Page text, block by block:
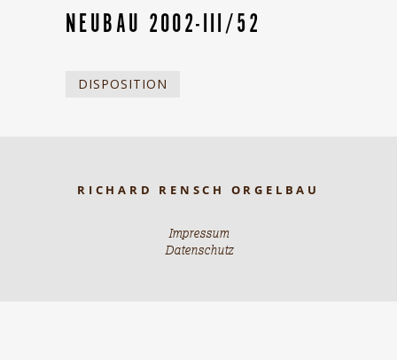
NEUBAU 2002-III/52
DISPOSITION
RICHARD RENSCH ORGELBAU
Impressum
Datenschutz